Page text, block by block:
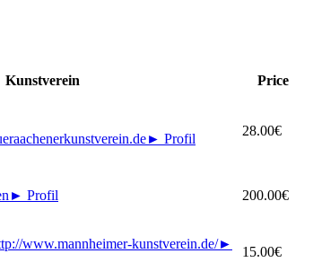
Kunstverein Price
► Profil
28.00€
► Profil 200.00€
www.mannheimer-kunstverein.de/►
15.00€